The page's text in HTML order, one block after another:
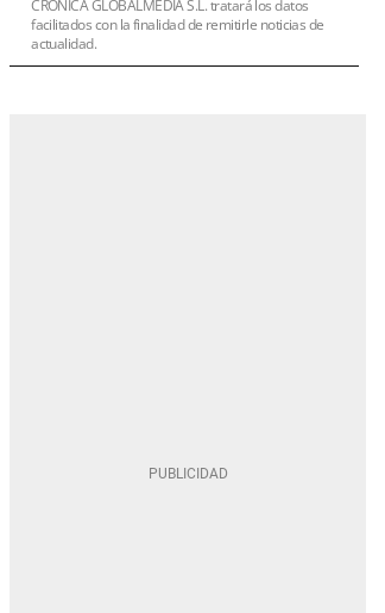
CRÓNICA GLOBALMEDIA S.L. tratará los datos
facilitados con la finalidad de remitirle noticias de
actualidad.